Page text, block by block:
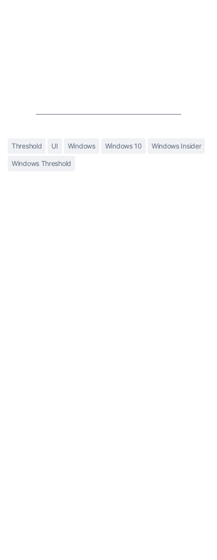
Threshold UI Windows Windows 10 Windows Insider
Windows Threshold